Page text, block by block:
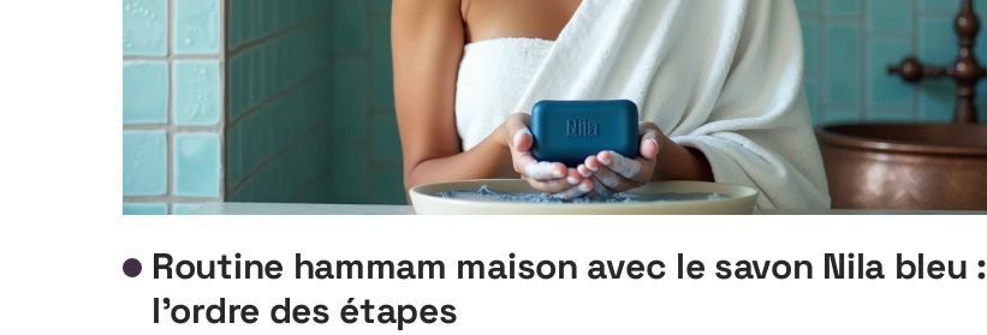
Routine hammam maison avec le savon Nila bleu :
l’ordre des étapes